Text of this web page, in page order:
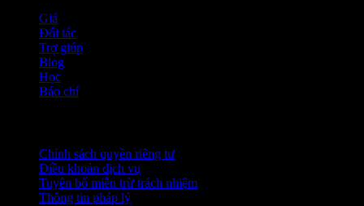
Giá
Đối tác
Trợ giúp
Blog
Học
Báo chí
Chính sách quyền riêng tư
Điều khoản dịch vụ
Tuyên bố miễn trừ trách nhiệm
Thông tin pháp lý